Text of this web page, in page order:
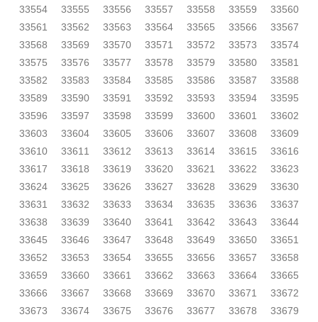
33554 33555 33556 33557 33558 33559
33560
33561
33562 33563 33564 33565 33566
33567
33568
33569 33570 33571 33572 33573
33574
33575
33576 33577 33578 33579 33580
33581
33582
33583 33584 33585 33586 33587
33588
33589
33590 33591 33592 33593 33594
33595
33596
33597 33598 33599 33600 33601
33602
33603
33604 33605 33606 33607 33608
33609
33610
33611 33612 33613 33614 33615
33616
33617
33618 33619 33620 33621 33622
33623
33624
33625 33626 33627 33628 33629
33630
33631
33632 33633 33634 33635 33636
33637
33638
33639 33640 33641 33642 33643
33644
33645
33646 33647 33648 33649 33650
33651
33652
33653 33654 33655 33656 33657
33658
33659
33660 33661 33662 33663 33664
33665
33666
33667 33668 33669 33670 33671
33672
33673
33674 33675 33676 33677 33678
33679